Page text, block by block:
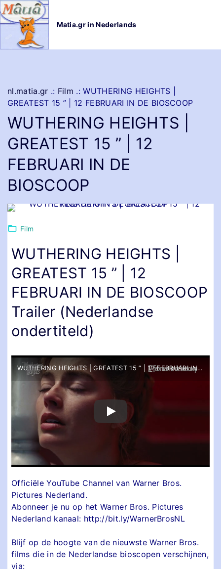
G
a
Matia.gr in Nederlands
nl.matia.gr .: Film .:WUTHERING HEIGHTS |
GREATEST 15 ” | 12 FEBRUARI IN DE BIOSCOOP
WUTHERING HEIGHTS |
GREATEST 15 ” | 12
FEBRUARI IN DE
BIOSCOOP
Film
WUTHERING HEIGHTS |
GREATEST 15 ” | 12
FEBRUARI IN DE BIOSCOOP
Trailer (Nederlandse
ondertiteld)
WUTHERING HEIGHTS | GREATEST 15 ” | 12 FEBRUARI IN DE BIOSCOOP
Officiële YouTube Channel van Warner Bros.
Pictures Nederland.
Abonneer je nu op het Warner Bros. Pictures
Nederland kanaal: http://bit.ly/WarnerBrosNL
Blijf op de hoogte van de nieuwste Warner Bros.
films die in de Nederlandse bioscopen verschijnen,
via: